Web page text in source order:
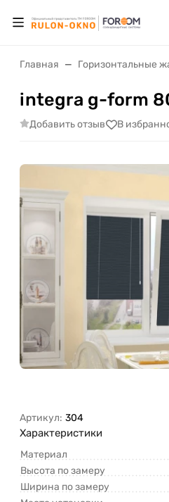
Главная Горизонтальные
integra g-form
Добавить отзыв В
Артикул: 304
Характеристики
Материал
Высота по замеру
Ширина по замеру